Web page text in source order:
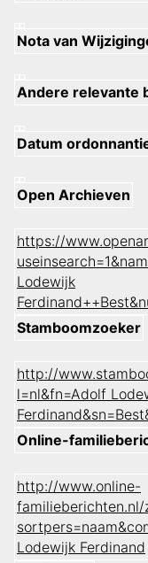
Nota van
Andere relevante
Datum
Open Archieven
https://
Lodewijk
Stamboomzoeker
http://
l=nl&fn=Adolf
Online-
http://www.online-
familieberichten.nl/
Lodewijk Ferdinand